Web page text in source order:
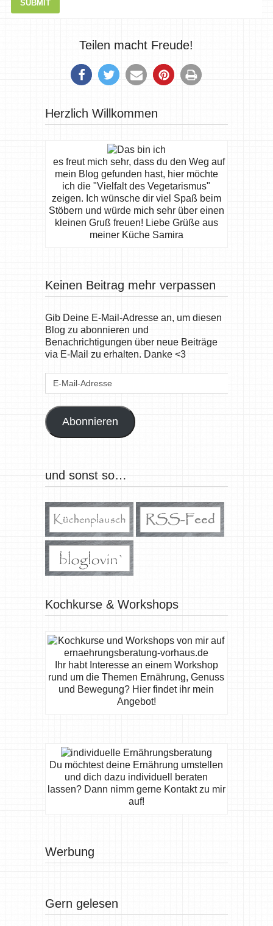
Teilen macht Freude!
Herzlich Willkommen
es freut mich sehr, dass du den Weg auf
mein Blog gefunden hast, hier möchte
ich die "Vielfalt des Vegetarismus"
zeigen. Ich wünsche dir viel Spaß beim
Stöbern und würde mich sehr über einen
kleinen Gruß freuen! Liebe Grüße aus
meiner Küche Samira
Keinen Beitrag mehr verpassen
Gib Deine E-Mail-Adresse an, um diesen
Blog zu abonnieren und
Benachrichtigungen über neue Beiträge
via E-Mail zu erhalten. Danke <3
E-
Abonnieren
und sonst so…
Kochkurse & Workshops
Ihr habt Interesse an einem Workshop
rund um die Themen Ernährung, Genuss
und Bewegung? Hier findet ihr mein
Angebot!
Du möchtest deine Ernährung umstellen
und dich dazu individuell beraten
lassen? Dann nimm gerne Kontakt zu mir
auf!
Werbung
Gern gelesen